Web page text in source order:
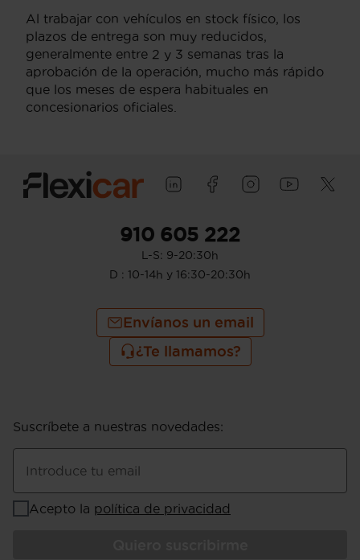
Al trabajar con vehículos en stock físico, los
plazos de entrega son muy reducidos,
generalmente entre 2 y 3 semanas tras la
aprobación de la operación, mucho más rápido
que los meses de espera habituales en
concesionarios oficiales.
910 605 222
L-S: 9-20:30h
D : 10-14h y 16:30-20:30h
Envíanos un email
¿Te llamamos?
Suscríbete a nuestras novedades:
Introduce tu email
Acepto la política de privacidad